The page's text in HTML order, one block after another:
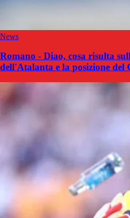
News
Romano - Diao, cosa risulta
dell'Atalanta e la posizione del